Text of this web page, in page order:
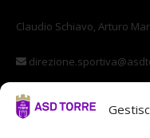
Claudio Schiavo, Arturo
Settore giovanile